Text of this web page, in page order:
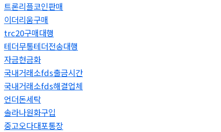
트론리플코인판매
이더리움구매
trc20구매대행
테더무통테더전송대행
자금현금화
국내거래소fds출금시간
국내거래소fds해결업체
언더돈세탁
솔라나원화구입
중고오다대포통장